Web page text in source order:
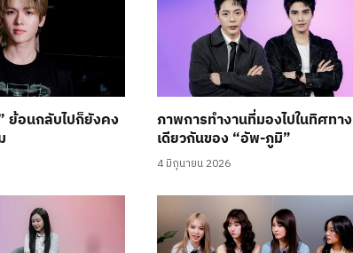
ย้อนกลับไปก็ยังคง ภาพการทำงานที่มองไปในทิศทาง
เดียวกันของ “อัพ-ภูมิ”
4 มิถุนายน 2026